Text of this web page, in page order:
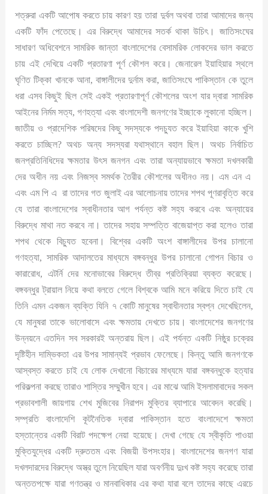
শত্রুরা একটি আপোষ করতে চায় কারণ হয় তারা দুর্বল অথবা তারা আমাদের জন্য
একটি ফাঁদ পেতেছে। এর বিরুদ্ধে আমাদের সতর্ক থাকা উচিৎ। জাতিসংঘের
সাধারণ অধিবেশনে সামরিক জান্তা বাংলাদেশের বেসামরিক লোকদের ভাল করতে
চায় এই দেখিয়ে একটি প্রতারণা পূর্ণ কৌশল করে। জেনারেল ইয়াহিয়ার স্থলে
ঘৃণিত টিক্কা খানকে আনা, বাঙ্গালীদের দুর্নাম করা, জাতিসংঘে পাকিস্তান কে তুলে
ধরা এসব কিছুই ছিল সেই একই প্রতারণাপূর্ণ কৌশলের অংশ যার দ্বারা সামরিক
আইনের নির্মম সত্য, গণহত্যা এবং বাংলাদেশী জনগণের ইচ্ছাকে লুকানো হচ্ছিল।
জাতীয় ও প্রাদেশিক পরিষদের কিছু সদস্যকে পদচ্যুত করে ইয়াহিয়া কাকে খুশি
করতে চাচ্ছিল? অথচ অন্য সদস্যরা যথাস্থানে বহাল ছিল। অথচ নির্বাচিত
জনপ্রতিনিধিদের ক্ষমতার উৎস জনগন এবং তারা অন্যায়ভাবে ক্ষমতা দখলকারী
দের অধীন নয় এবং নিজস্ব সমর্থক তৈরীর কৌশলের অধীনও নয়। এম এন এ
এবং এম পি এ রা তাদের গত জুলাই এর আলোচনায় তাদের শপথ পূণরাবৃত্তি করে
যে তারা বাংলাদেশের স্বাধীনতার আগ পর্যন্ত কষ্ট সহ্য করবে এবং অন্যায়ের
বিরুদ্ধে মাথা নত করবে না। তাদের সহায় সম্পত্তি বাজেয়াপ্ত করা হলেও তারা
শপথ থেকে বিচ্যুত হবেনা। বিশ্বের একটি অংশ বাঙ্গালীদের উপর চালানো
গণহত্যা, সামরিক আদালতের মাধ্যমে বঙ্গবন্ধুর উপর চালানো গোপন বিচার ও
কারারোধ, এটর্নি দের মনোভাবের বিরুদ্ধে তীব্র প্রতিক্রিয়া ব্যক্ত করেছে।
বঙ্গবন্ধুর ট্রায়াল নিয়ে কথা বলতে গেলে বিশ্বকে আমি মনে করিয়ে দিতে চাই যে
তিনি এমন একজন ব্যক্তি যিনি ৭ কোটি মানুষের স্বাধীনতার স্বপ্ন দেখেছিলেন,
যে মানুষরা তাকে ভালোবাসে এবং ক্ষমতায় দেখতে চায়। বাংলাদেশের জনগণের
উন্নয়নে এতদিন সব সরকারই অন্তরায় ছিল। এই পর্যন্ত একটি নিষ্ঠুর চক্রের
দৃষ্টিহীন দাম্ভিকতা এর উপর সামান্যই প্রভাব ফেলেছে। কিন্তু আমি জনগণকে
আস্বস্ত করতে চাই যে লোক দেখানো বিচারের মাধ্যমে যারা বঙ্গবন্ধুকে হত্যার
পরিকল্পনা করছে তারাও শাস্তির সম্মুখীন হবে। এর মাঝে আমি ইসলামাবাদের সকল
প্রভাবশালী জায়গায় শেখ মুজিবের নিরাপদ মুক্তির ব্যাপারে আবেদন করেছি।
সম্প্রতি বাংলাদেশি কূটনৈতিক দ্বারা পাকিস্তান হতে বাংলাদেশে ক্ষমতা
হস্তান্তের একটি বিরাট পদক্ষেপ নেয়া হয়েছে। দেখা গেছে যে স্বীকৃতি পাওয়া
মুক্তিযুদ্ধের একটি দ্রুততম এবং বিজয়ী উপসংহার। বাংলাদেশের জনগণ যারা
দখলদারদের বিরুদ্ধে অস্ত্র তুলে নিয়েছিল যারা অবর্ণনীয় দুঃখ কষ্ট সহ্য করেছে তারা
অন্ততপক্ষে যারা গণতন্ত্র ও মানবাধিকার এর কথা যারা বলে তাদের কাছে এরচে